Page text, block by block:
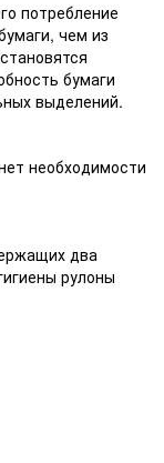
потребление
чем из
бумаги
выделений.
необходимости
два
рулоны